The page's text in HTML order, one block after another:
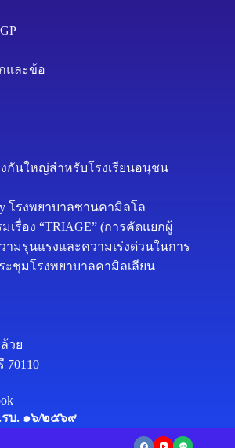
และข้อ
กันใหญ่สำหรับโรงเรียนอนุชน
โรงพยาบาลซานคามิลโล
เรื่อง “TRIAGE” (การคัดแยกผู้
ามรุนแรงและความเร่งด่วนในการ
ชุมโรงพยาบาลคามิลเลียน
วย
70110
บ. ๑๖/๒๕๖๙